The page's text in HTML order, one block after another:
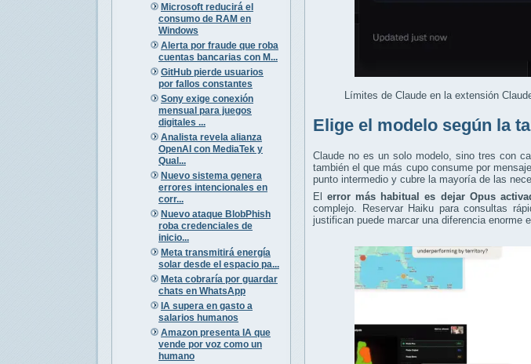
Microsoft reducirá el
consumo de RAM en
Windows
Alerta por fraude que roba
cuentas bancarias con M...
GitHub pierde usuarios
por fallos constantes
Sony exige conexión
mensual para juegos
digitales ...
Analista revela alianza
OpenAI con MediaTek y
Qual...
Nuevo sistema genera
errores intencionales en
corr...
Nuevo ataque BlobPhish
roba credenciales de
inicio...
Meta transmitirá energía
solar desde el espacio pa...
Meta cobraría por guardar
chats en WhatsApp
IA supera en gasto a
salarios humanos
Amazon presenta IA que
vende por voz como un
humano
Límites de Claude en la extensión
Elige el modelo según la
Claude no es un solo modelo, sino tres con
también el que más cupo consume por
punto intermedio y cubre la mayoría de las
Elerror más habitual es dejar Opus
complejo. Reservar Haiku para consultas
justifican puede marcar una diferencia enorme